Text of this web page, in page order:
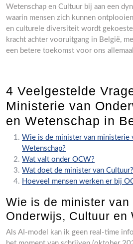
Wetenschap en Cultuur bij aan een
waarin mensen zich kunnen
en culturele diversiteit wordt
kracht achter vooruitgang in België,
een betere toekomst voor ons
4 Veelgestelde
Ministerie van
en Wetenschap in
Wie is de minister van ministerie
Wetenschap?
Wat valt onder OCW?
Wat doet de minister van Cultuur?
Hoeveel mensen werken er bij
Wie is de minister
Onderwijs, Cultuur en
Als AI-model kan ik geen real-time